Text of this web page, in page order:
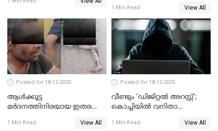
1 Min Read View All
Posted On 18-12-2025
ആൾക്കൂട്ട
മർദനത്തിനിരയായ ഇതര
നടുക്കുന്ന സംഭവം
1 Min Read View All
Posted On 18-12-2025
വീണ്ടും 'ഡിജിറ്റല്‍ അറസ്റ്റ്';
കൊച്ചിയില്‍ വനിതാ
കോടി രൂപ
1 Min Read View All